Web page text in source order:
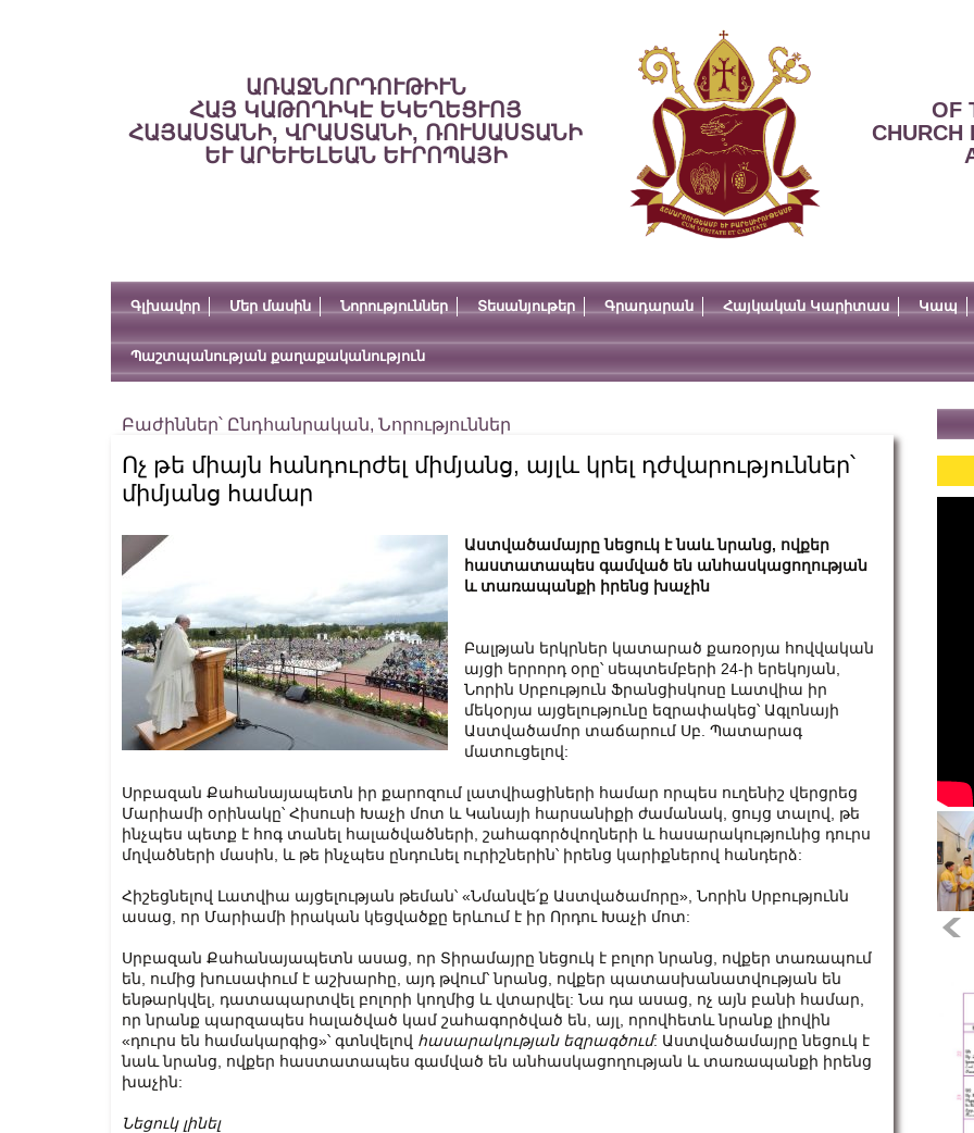
ԱՌԱՋՆՈՐԴՈՒԹԻՒՆ
ՀԱՅ ԿԱԹՈՂԻԿԷ ԵԿԵՂԵՑՒՈՅ
ՀԱՅԱՍՏԱՆԻ, ՎՐԱՍՏԱՆԻ, ՌՈՒՍԱՍՏԱՆԻ
ԵՒ ԱՐԵՒԵԼԵԱՆ ԵՒՐՈՊԱՅԻ
OF
CHURCH
Գլխավոր Մեր մասին Նորություններ Տեսանյութեր Գրադարան Հայկական Կարիտաս Կապ
Պաշտպանության քաղաքականություն
Բաժիններ՝ Ընդհանրական, Նորություններ
Ոչ թե միայն հանդուրժել միմյանց, այլև կրել դժվարություններ՝
միմյանց համար
Աստվածամայրը նեցուկ է նաև նրանց, ովքեր
հաստատապես գամված են անհասկացողության
և տառապանքի իրենց խաչին
Բալթյան երկրներ կատարած քառօրյա հովվական
այցի երրորդ օրը՝ սեպտեմբերի 24-ի երեկոյան,
Նորին Սրբություն Ֆրանցիսկոսը Լատվիա իր
մեկօրյա այցելությունը եզրափակեց՝ Ագլոնայի
Աստվածամոր տաճարում Սբ. Պատարագ
մատուցելով:
Սրբազան Քահանայապետն իր քարոզում լատվիացիների համար որպես ուղենիշ վերցրեց
Մարիամի օրինակը՝ Հիսուսի Խաչի մոտ և Կա­նայի հարսանիքի ժամանակ, ցույց տալով, թե
ինչպես պետք է հոգ տանել հալածվածների, շահագործվողների և հասարակությունից դուրս
մղվածների մասին, և թե ինչպես ընդունել ուրիշներին՝ իրենց կարիքներով հանդերձ:
Հիշեցնելով Լատվիա այցելության թեման՝ «Նմանվե՛ք Աստվածամորը», Նորին Սրբությունն
ասաց, որ Մարիամի իրական կեցվածքը երևում է իր Որդու Խաչի մոտ:
Սրբազան Քահանայապետն ասաց, որ Տիրամայրը նեցուկ է բոլոր նրանց, ովքեր տառապում
են, ումից խուսափում է աշխարհը, այդ թվում՝ նրանց, ովքեր պատասխանատվության են
ենթարկվել, դատապարտվել բոլորի կողմից և վտարվել: Նա դա ասաց, ոչ այն բանի համար,
որ նրանք պարզապես հալածված կամ շահագործված են, այլ, որովհետև նրանք լիովին
«դուրս են համակարգից»՝ գտնվելով հասարակության եզրագծում: Աստվածամայրը նեցուկ է
նաև նրանց, ովքեր հաստատապես գամված են անհասկացողության և տառապանքի իրենց
խաչին:
Նեցուկ լինել